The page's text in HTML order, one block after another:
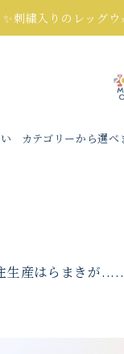
✨刺繍入りのレッグ
カテゴリーから選べ
生産はらまきが